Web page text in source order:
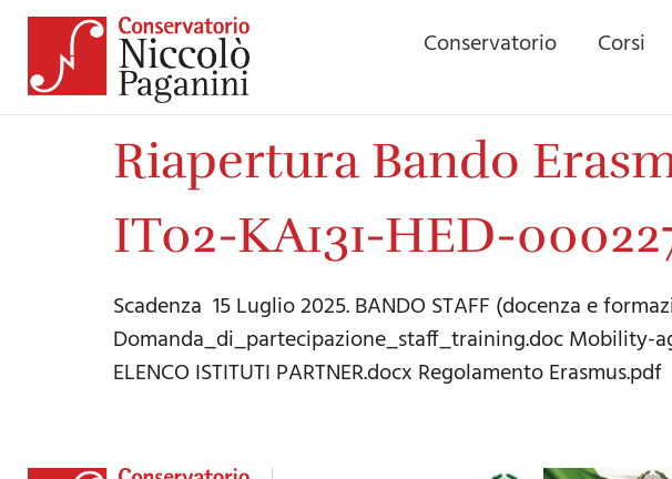
contenuto
Conservatorio Corsi
Riapertura Bando
IT02-KA131-HED-
Scadenza 15 Luglio 2025. BANDO STAFF (docenza e
Domanda_di_partecipazione_staff_training.doc Mobility-
ELENCO ISTITUTI PARTNER.docx Regolamento Erasmus.pdf